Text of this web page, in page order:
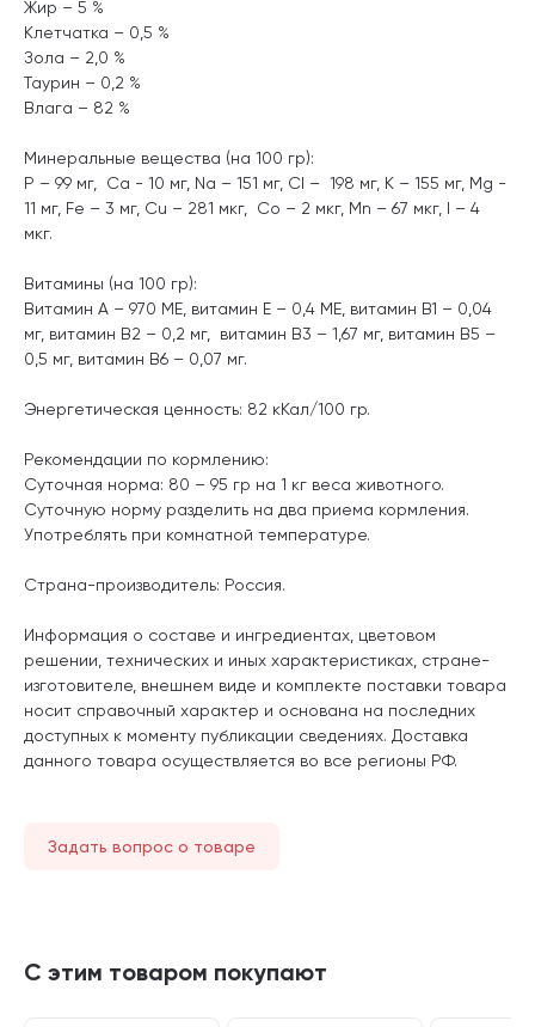
Жир – 5 %
Клетчатка – 0,5 %
Зола – 2,0 %
Таурин – 0,2 %
Влага – 82 %
Минеральные вещества (на 100 гр):
P – 99 мг, Ca - 10 мг, Na – 151 мг, Cl – 198 мг, K – 155 мг, Mg -
11 мг, Fe – 3 мг, Cu – 281 мкг, Co – 2 мкг, Mn – 67 мкг, I – 4
мкг.
Витамины (на 100 гр):
Витамин А – 970 МЕ, витамин Е – 0,4 МЕ, витамин В1 – 0,04
мг, витамин В2 – 0,2 мг, витамин В3 – 1,67 мг, витамин В5 –
0,5 мг, витамин В6 – 0,07 мг.
Энергетическая ценность: 82 кКал/100 гр.
Рекомендации по кормлению:
Суточная норма: 80 – 95 гр на 1 кг веса животного.
Суточную норму разделить на два приема кормления.
Употреблять при комнатной температуре.
Страна-производитель: Россия.
Информация о составе и ингредиентах, цветовом
решении, технических и иных характеристиках, стране-
изготовителе, внешнем виде и комплекте поставки товара
носит справочный характер и основана на последних
доступных к моменту публикации сведениях. Доставка
данного товара осуществляется во все регионы РФ.
Задать вопрос о товаре
С этим товаром покупают